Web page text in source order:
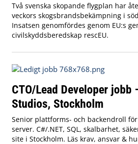
Två svenska skopande flygplan har
veckors skogsbrandsbekämpning i
Insatsen genomfördes genom EU:s
civilskyddsberedskap rescEU.
CTO/Lead Developer jobb
Studios, Stockholm
Senior plattforms- och backendroll
server. C#/.NET, SQL, skalbarhet,
site i Stockholm. Läs krav, ansvar &